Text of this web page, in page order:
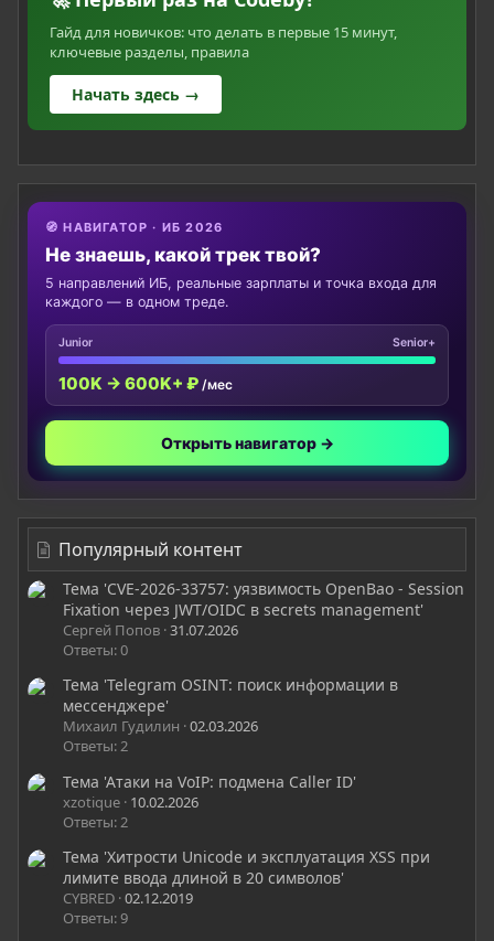
Гайд для новичков: что делать в первые 15 минут,
ключевые разделы, правила
Начать здесь →
🧭 НАВИГАТОР · ИБ 2026
Не знаешь, какой трек твой?
5 направлений ИБ, реальные зарплаты и точка входа для
каждого — в одном треде.
Junior Senior+
100K → 600K+ ₽ /мес
Открыть навигатор →
Популярный контент
Тема 'CVE-2026-33757: уязвимость OpenBao - Session
Fixation через JWT/OIDC в secrets management'
Сергей Попов 31.07.2026
Ответы: 0
Тема 'Telegram OSINT: поиск информации в
мессенджере'
Михаил Гудилин 02.03.2026
Ответы: 2
Тема 'Атаки на VoIP: подмена Caller ID'
xzotique 10.02.2026
Ответы: 2
Тема 'Хитрости Unicode и эксплуатация XSS при
лимите ввода длиной в 20 символов'
CYBRED 02.12.2019
Ответы: 9